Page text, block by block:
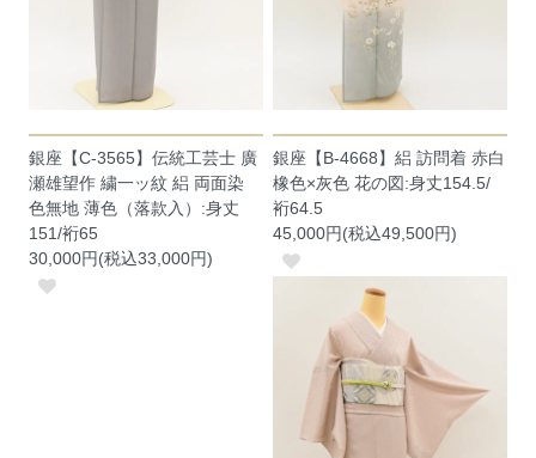
銀座【C-3565】伝統工芸士 廣
瀬雄望作 繍一ッ紋 絽 両面染
色無地 薄色（落款入）:身丈
151/裄65
30,000円(税込33,000円)
銀座【B-4668】絽 訪問着 赤白
橡色×灰色 花の図:身丈154.5/
裄64.5
45,000円(税込49,500円)